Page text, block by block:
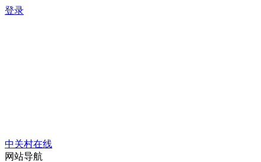
登录
中关村在线
网站导航